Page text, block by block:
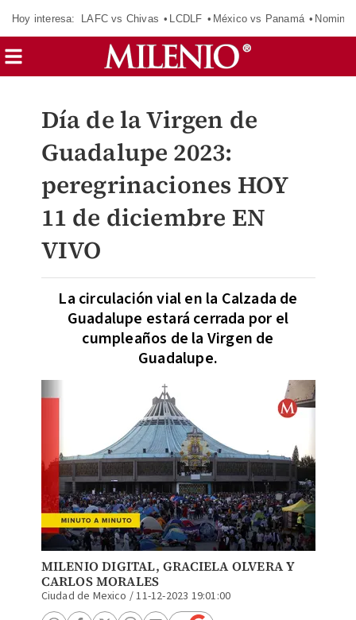
Hoy interesa: LAFC vs Chivas LCDLF México vs Panamá
Día de la Virgen de
Guadalupe 2023:
peregrinaciones HOY
11 de diciembre EN
VIVO
La circulación vial en la Calzada de
Guadalupe estará cerrada por el
cumpleaños de la Virgen de
Guadalupe.
MILENIO DIGITAL, GRACIELA OLVERAY
CARLOS MORALES
Ciudad de Mexico /11-12-2023 19:01:00